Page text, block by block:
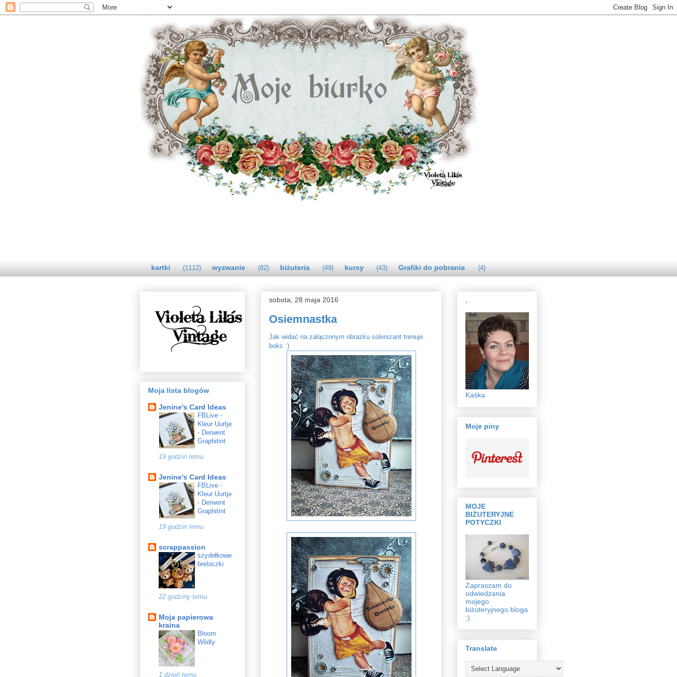
kartki (1112) wyzwanie (82) biżuteria (49) kursy (43) Grafiki do pobrania (4)
sobota, 28 maja 2016
Osiemnastka
Jak widać na załączonym obrazku solenizant trenuje
boks :)
Moja lista blogów
Jenine's Card Ideas
FBLive -
Kleur Uurtje
- Derwent
Graphitint
19 godzin temu
Jenine's Card Ideas
FBLive -
Kleur Uurtje
- Derwent
Graphitint
19 godzin temu
scrappassion
szydełkowe
breloczki
22 godziny temu
Moja papierowa
kraina
Bloom
Wildly
1 dzień temu
.
Kaśka
Moje piny
MOJE
BIŻUTERYJNE
POTYCZKI
Zapraszam do
odwiedzania
mojego
biżuteryjnego bloga
:)
Translate